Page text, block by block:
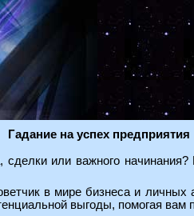
Гадание на успех предприятия
сделки или важного
в мире бизнеса и
выгоды, помогая вам